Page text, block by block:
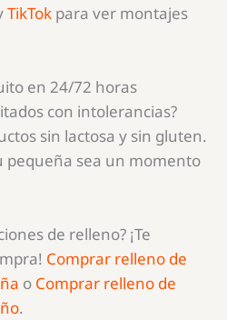
TikTok para ver montajes
en 24/72 horas
con intolerancias?
sin lactosa y sin gluten.
pequeña sea un momento
de relleno? ¡Te
Comprar relleno de
o Comprar relleno de
.